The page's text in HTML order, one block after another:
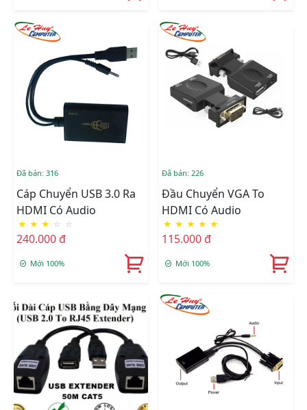
Đã bán: 316
Cáp Chuyển USB 3.0 Ra
HDMI Có Audio
★ ★ ★ ☆ ☆
240.000 đ
Mới 100%
Đã bán: 226
Đầu Chuyển VGA To
HDMI Có Audio
★ ★ ★ ★ ★
115.000 đ
Mới 100%